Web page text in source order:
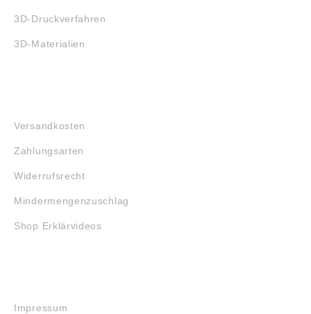
3D-Druckverfahren
3D-Materialien
Versandkosten
Zahlungsarten
Widerrufsrecht
Mindermengenzuschlag
Shop Erklärvideos
Impressum